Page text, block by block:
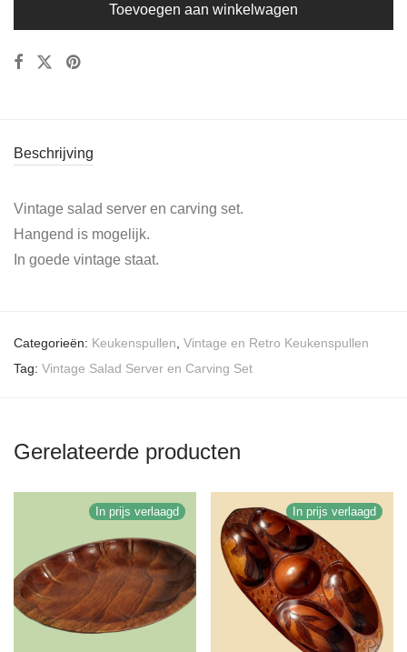
Toevoegen aan winkelwagen
Beschrijving
Vintage salad server en carving set.
Hangend is mogelijk.
In goede vintage staat.
Categorieën: Keukenspullen Vintage en Retro Keukenspullen
Tag: Vintage Salad Server en Carving Set
Gerelateerde producten
In prijs verlaagd In prijs verlaagd